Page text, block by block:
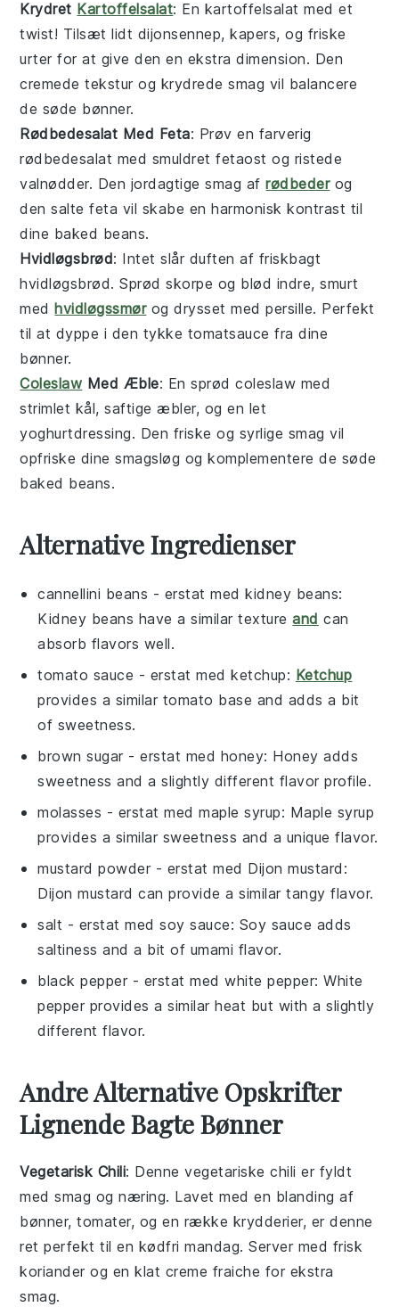
Krydret Kartoffelsalat: En kartoffelsalat med et
twist! Tilsæt lidt dijonsennep,kapers, og friske
urter for at give den en ekstra dimension. Den
cremede tekstur og krydrede smag vil balancere
de søde bønner.
Rødbedesalat Med Feta: Prøv en farverig
rødbedesalat med smuldretfetaost og ristede
valnødder. Den jordagtige smag afrødbederog
den saltefeta vil skabe en harmonisk kontrast til
dine baked beans.
Hvidløgsbrød: Intet slår duften af friskbagt
hvidløgsbrød. Sprød skorpe og blød indre, smurt
med hvidløgssmørog drysset medpersille. Perfekt
til at dyppe i den tykke tomatsauce fra dine
bønner.
Coleslaw Med Æble: En sprødcoleslaw med
strimlet kål, saftigeæbler, og en let
yoghurtdressing. Den friske og syrlige smag vil
opfriske dine smagsløg og komplementere de søde
baked beans.
Alternative Ingredienser
cannellini beans - erstat medkidney beans:
Kidney beans have a similar textureand can
absorb flavors well.
tomato sauce - erstat medketchup: Ketchup
provides a similar tomato base and adds a bit
of sweetness.
brown sugar - erstat med honey: Honey adds
sweetness and a slightly different flavor profile.
molasses - erstat medmaple syrup: Maple syrup
provides a similar sweetness and a unique flavor.
mustard powder - erstat med Dijon mustard :
Dijon mustard can provide a similar tangy flavor.
salt - erstat medsoy sauce: Soy sauce adds
saltiness and a bit of umami flavor.
black pepper - erstat medwhite pepper: White
pepper provides a similar heat but with a slightly
different flavor.
Andre Alternative Opskrifter
Lignende Bagte Bønner
Vegetarisk Chili: Dennevegetariske chili er fyldt
med smag og næring. Lavet med en blanding af
bønner,tomater, og en række krydderier, er denne
ret perfekt til en kødfri mandag. Server med frisk
koriander og en klat creme fraiche for ekstra
smag.